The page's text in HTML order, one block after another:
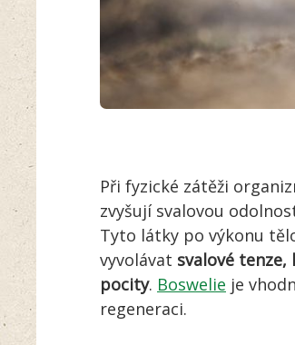
Při fyzické zátěži
zvyšují svalovou
Tyto látky po výkonu
vyvolávat svalové
pocity. Boswelie je
regeneraci.